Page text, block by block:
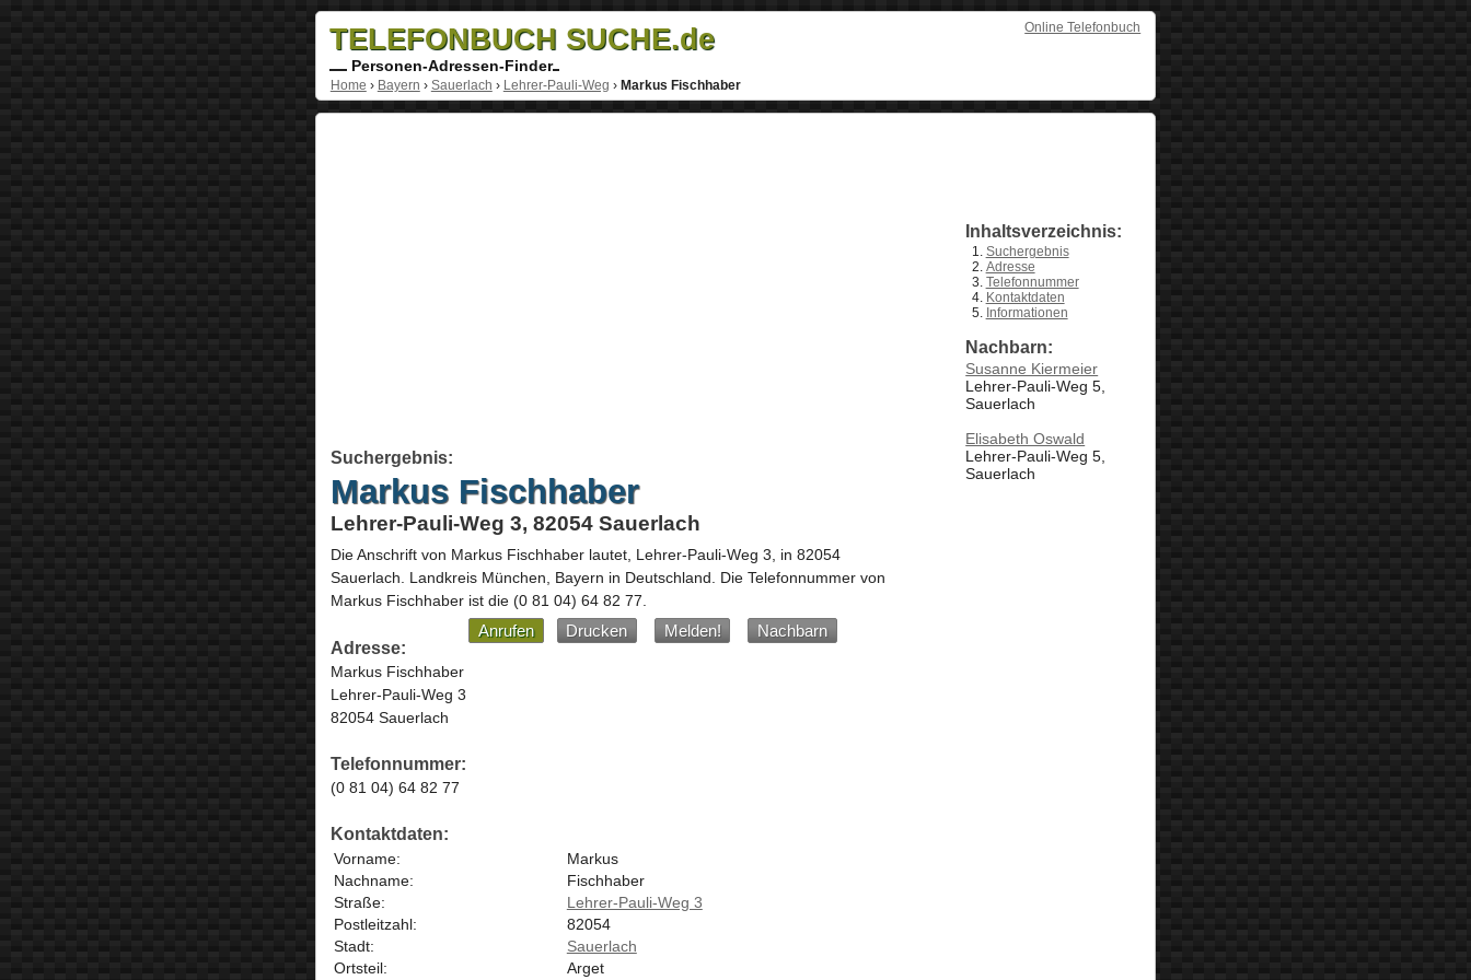
Online Telefonbuch
TELEFONBUCH SUCHE.de
Personen-Adressen-Finder
Home › Bayern › Sauerlach › Lehrer-Pauli-Weg › Markus Fischhaber
Suchergebnis:
Markus Fischhaber
Lehrer-Pauli-Weg 3, 82054 Sauerlach
Die Anschrift von Markus Fischhaberlautet, Lehrer-Pauli-Weg 3, in 82054
Sauerlach. Landkreis München, Bayern in Deutschland. Die Telefonnummer von
Markus Fischhaber ist die (0 81 04) 64 82 77.
Anrufen Drucken Melden!
Nachbarn
Adresse:
Markus Fischhaber
Lehrer-Pauli-Weg 3
82054 Sauerlach
Telefonnummer:
(0 81 04) 64 82 77
Kontaktdaten:
Vorname:
Markus
Nachname:
Fischhaber
Straße:
Lehrer-Pauli-Weg 3
Postleitzahl:
82054
Stadt:
Sauerlach
Ortsteil:
Arget
Inhaltsverzeichnis:
Suchergebnis
Adresse
Telefonnummer
Kontaktdaten
Informationen
Nachbarn:
Susanne Kiermeier
Lehrer-Pauli-Weg 5,
Sauerlach
Elisabeth Oswald
Lehrer-Pauli-Weg 5,
Sauerlach